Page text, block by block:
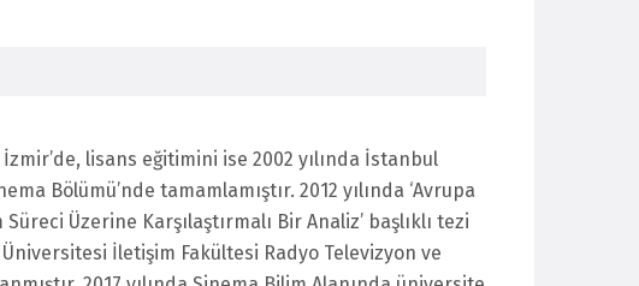
lisans eğitimini ise 2002 yılında İstanbul
Bölümü’nde tamamlamıştır. 2012 yılında ‘Avrupa
Üzerine Karşılaştırmalı Bir Analiz’ başlıklı tezi
İletişim Fakültesi Radyo Televizyon ve